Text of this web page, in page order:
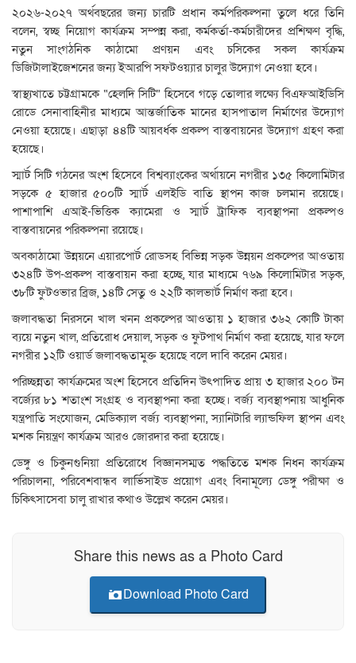
২০২৬-২০২৭ অর্থবছরের জন্য চারটি প্রধান কর্মপরিকল্পনা তুলে ধরে তিনি
বলেন, স্বচ্ছ নিয়োগ কার্যক্রম সম্পন্ন করা, কর্মকর্তা-কর্মচারীদের প্রশিক্ষণ বৃদ্ধি,
নতুন সাংগঠনিক কাঠামো প্রণয়ন এবং চসিকের সকল কার্যক্রম
ডিজিটালাইজেশনের জন্য ইআরপি সফটওয়্যার চালুর উদ্যোগ নেওয়া হবে।
স্বাস্থ্যখাতে চট্টগ্রামকে “হেলদি সিটি” হিসেবে গড়ে তোলার লক্ষ্যে বিএফআইডিসি
রোডে সেনাবাহিনীর মাধ্যমে আন্তর্জাতিক মানের হাসপাতাল নির্মাণের উদ্যোগ
নেওয়া হয়েছে। এছাড়া ৪৪টি আয়বর্ধক প্রকল্প বাস্তবায়নের উদ্যোগ গ্রহণ করা
হয়েছে।
স্মার্ট সিটি গঠনের অংশ হিসেবে বিশ্বব্যাংকের অর্থায়নে নগরীর ১৩৫ কিলোমিটার
সড়কে ৫ হাজার ৫০০টি স্মার্ট এলইডি বাতি স্থাপন কাজ চলমান রয়েছে।
পাশাপাশি এআই-ভিত্তিক ক্যামেরা ও স্মার্ট ট্রাফিক ব্যবস্থাপনা প্রকল্পও
বাস্তবায়নের পরিকল্পনা রয়েছে।
অবকাঠামো উন্নয়নে এয়ারপোর্ট রোডসহ বিভিন্ন সড়ক উন্নয়ন প্রকল্পের আওতায়
৩২৪টি উপ-প্রকল্প বাস্তবায়ন করা হচ্ছে, যার মাধ্যমে ৭৬৯ কিলোমিটার সড়ক,
৩৮টি ফুটওভার ব্রিজ, ১৪টি সেতু ও ২২টি কালভার্ট নির্মাণ করা হবে।
জলাবদ্ধতা নিরসনে খাল খনন প্রকল্পের আওতায় ১ হাজার ৩৬২ কোটি টাকা
ব্যয়ে নতুন খাল, প্রতিরোধ দেয়াল, সড়ক ও ফুটপাথ নির্মাণ করা হয়েছে, যার ফলে
নগরীর ১২টি ওয়ার্ড জলাবদ্ধতামুক্ত হয়েছে বলে দাবি করেন মেয়র।
পরিচ্ছন্নতা কার্যক্রমের অংশ হিসেবে প্রতিদিন উৎপাদিত প্রায় ৩ হাজার ২০০ টন
বর্জ্যের ৮১ শতাংশ সংগ্রহ ও ব্যবস্থাপনা করা হচ্ছে। বর্জ্য ব্যবস্থাপনায় আধুনিক
যন্ত্রপাতি সংযোজন, মেডিক্যাল বর্জ্য ব্যবস্থাপনা, স্যানিটারি ল্যান্ডফিল স্থাপন এবং
মশক নিয়ন্ত্রণ কার্যক্রম আরও জোরদার করা হয়েছে।
ডেঙ্গু ও চিকুনগুনিয়া প্রতিরোধে বিজ্ঞানসম্মত পদ্ধতিতে মশক নিধন কার্যক্রম
পরিচালনা, পরিবেশবান্ধব লার্ভিসাইড প্রয়োগ এবং বিনামূল্যে ডেঙ্গু পরীক্ষা ও
চিকিৎসাসেবা চালু রাখার কথাও উল্লেখ করেন মেয়র।
Share this news as a Photo Card
Download Photo Card